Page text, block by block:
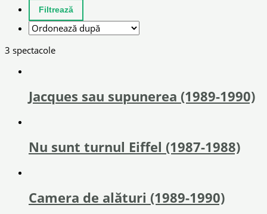
3 spectacole
Jacques sau supunerea (1989-1990)
Nu sunt turnul Eiffel (1987-1988)
Camera de alături (1989-1990)